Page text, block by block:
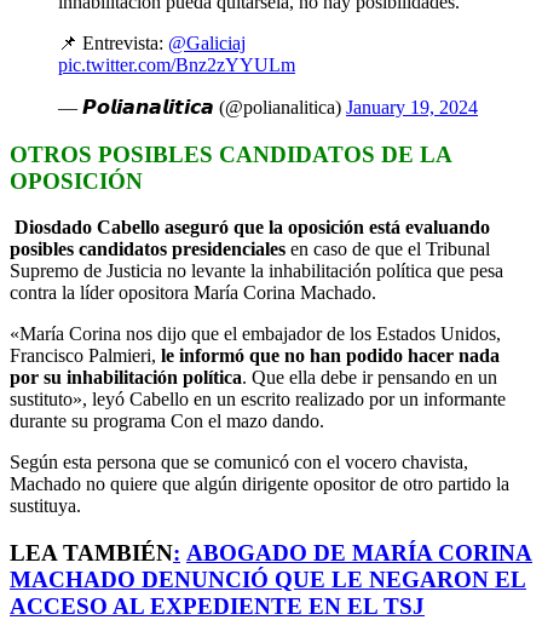
📌 Entrevista: @Galiciaj
pic.twitter.com/Bnz2zYYULm
— 𝙋𝙤𝙡𝙞𝙖𝙣𝙖𝙡𝙞𝙩𝙞𝙘𝙖 (@polianalitica) January 19, 2024
OTROS POSIBLES CANDIDATOS DE LA
OPOSICIÓN
Diosdado Cabello aseguró que la oposición está evaluando
posibles candidatos presidenciales en caso de que el Tribunal
Supremo de Justicia no levante la inhabilitación política que pesa
contra la líder opositora María Corina Machado.
«María Corina nos dijo que el embajador de los Estados Unidos,
Francisco Palmieri, le informó que no han podido hacer nada
por su inhabilitación política. Que ella debe ir pensando en un
sustituto», leyó Cabello en un escrito realizado por un informante
durante su programa Con el mazo dando.
Según esta persona que se comunicó con el vocero chavista,
Machado no quiere que algún dirigente opositor de otro partido la
sustituya.
LEA TAMBIÉN: ABOGADO DE MARÍA CORINA
MACHADO DENUNCIÓ QUE LE NEGARON EL
ACCESO AL EXPEDIENTE EN EL TSJ